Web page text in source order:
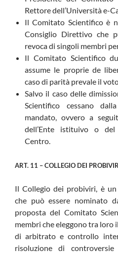
Rettore dell’Università e-
Il Comitato Scientifico è
Consiglio Direttivo che
revoca di singoli membri
Il Comitato Scientifico
assume le proprie de
caso di parità prevale il
Salvo il caso delle
Scientifico cessano
mandato, ovvero a
dell’Ente istituivo o
Centro.
ART. 11 – COLLEGIO DEI
Il Collegio dei probiviri, è
che può essere nominato
proposta del Comitato
membri che eleggono tra loro
di arbitrato e controllo
risoluzione di